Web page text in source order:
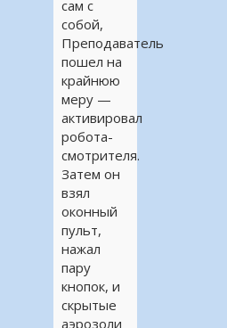
сам с
собой,
Преподаватель
пошел на
крайнюю
меру —
активировал
робота-
смотрителя.
Затем он
взял
оконный
пульт,
нажал
пару
кнопок, и
скрытые
аэрозоли